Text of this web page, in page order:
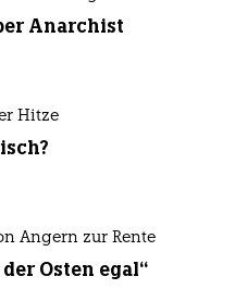
Anarchist
Hitze
Angern zur Rente
Osten egal“